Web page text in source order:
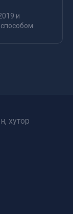
и
хутор